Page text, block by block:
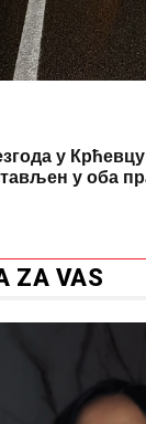
у
у оба
ZA VAS